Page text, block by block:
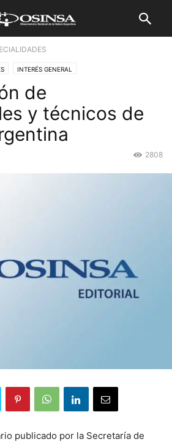
INTERÉS GENERAL
de
y técnicos de
2808
publicado por la Secretaría de